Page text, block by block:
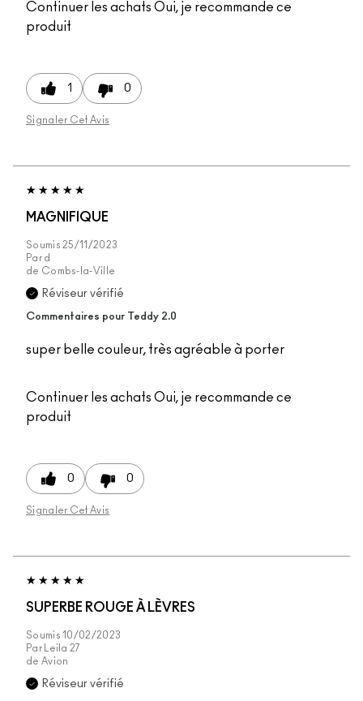
Continuer les achats Oui, je recommande ce
produit
1 0
Signaler Cet Avis
MAGNIFIQUE
Soumis 25/11/2023
Par d
de Combs-la-Ville
Réviseur vérifié
Commentaires pour Teddy 2.0
super belle couleur, très agréable à porter
Continuer les achats Oui, je recommande ce
produit
0 0
Signaler Cet Avis
SUPERBE ROUGE À LÈVRES
Soumis10/02/2023
Par
Leila 27
de Avion
Réviseur vérifié